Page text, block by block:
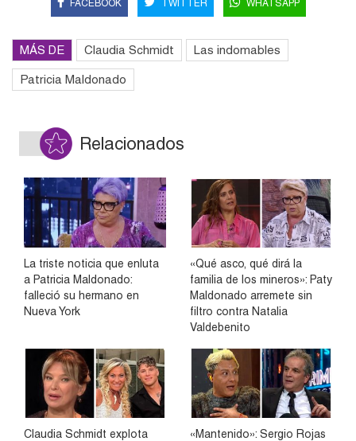
FACEBOOK TWITTER WHATSAPP
MÁS DE Claudia Schmidt Las indomables
Patricia Maldonado
Relacionados
La triste noticia que enluta
a Patricia Maldonado:
falleció su hermano en
Nueva York
«Qué asco, qué dirá la
familia de los mineros»: Paty
Maldonado arremete sin
filtro contra Natalia
Valdebenito
Claudia Schmidt explota
«Mantenido»: Sergio Rojas